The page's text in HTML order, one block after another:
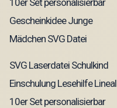
SVG Laserdatei Schulkind
Einschulung Lesehilfe Lineal
10er Set personalisierbar